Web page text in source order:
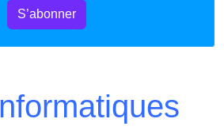
S’abonner